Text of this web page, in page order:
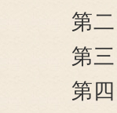
第二
第三
第四